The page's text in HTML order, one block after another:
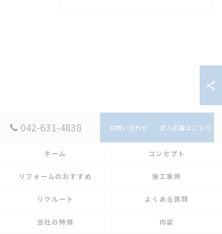
042-631-4838 お問い合わせ 求人応募はこちら
ホーム コンセプト
リフォームのおすすめ 施工事例
リクルート よくある質問
当社の特徴 内装